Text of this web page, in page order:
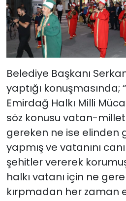
Belediye Başkanı
yaptığı konuşmasında;
Emirdağ Halkı Milli
söz konusu vatan-
gereken ne ise elinden
yapmış ve vatanını
şehitler vererek
halkı vatanı için ne
kırpmadan her zaman